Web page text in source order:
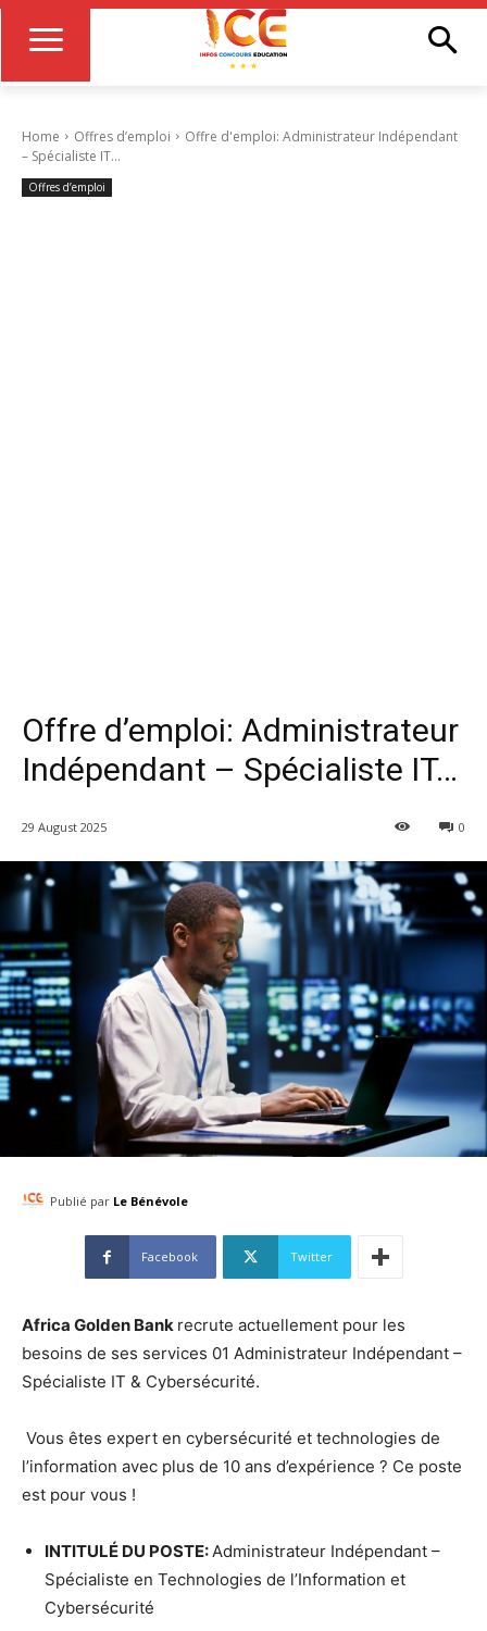
Home Offres d’emploi
Offre d'emploi: Administrateur Indépendant
– Spécialiste IT...
Offres d’emploi
Offre d’emploi: Administrateur
Indépendant – Spécialiste IT…
29 August 2025 0
Publié par Le Bénévole
Facebook Twitter
Africa Golden Bank recrute actuellement pour les
besoins de ses services 01 Administrateur Indépendant –
Spécialiste IT & Cybersécurité.
Vous êtes expert en cybersécurité et technologies de
l’information avec plus de 10 ans d’expérience ? Ce poste
est pour vous !
INTITULÉ DU POSTE:Administrateur Indépendant –
Spécialiste en Technologies de l’Information et
Cybersécurité